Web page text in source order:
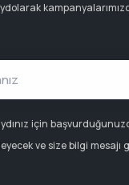
için
ve size bilgi mesajı